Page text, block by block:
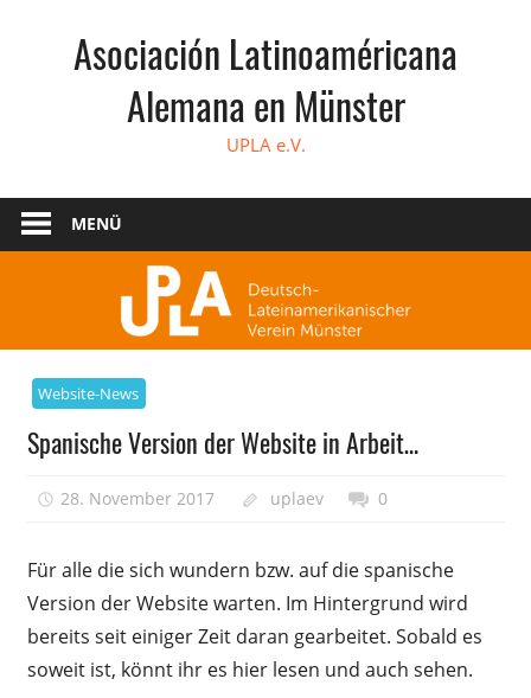
Asociación Latinoaméricana
Alemana en Münster
UPLA e.V.
MENÜ
Website-News
Spanische Version der Website in Arbeit…
28. November 2017 uplaev 0
Für alle die sich wundern bzw. auf die spanische
Version der Website warten. Im Hintergrund wird
bereits seit einiger Zeit daran gearbeitet. Sobald es
soweit ist, könnt ihr es hier lesen und auch sehen.